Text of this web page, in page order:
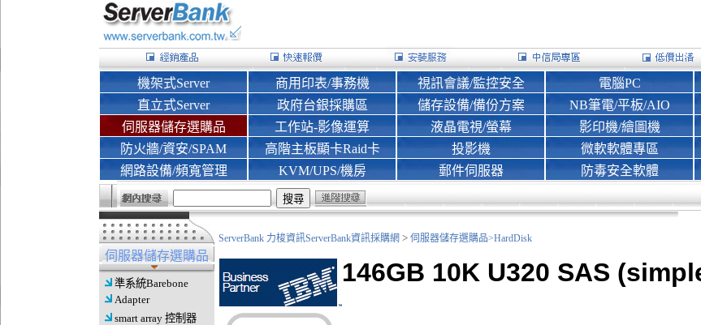
機架式Server
直立式Server
伺服器儲存選購品
防火牆/資安/SPAM
網路設備/頻寬管理
商用印表/事務機
政府台銀採購區
工作站-影像運算
高階主板顯卡Raid卡
KVM/UPS/機房
視訊會議/監控安全
儲存設備/備份方案
液晶電視/螢幕
投影機
郵件伺服器
電腦PC
NB筆電/平板/AIO
影印機/繪圖機
微軟軟體專區
防毒安全軟體
伺服器儲存選購品
準系統Barebone
Adapter
smart array 控制器
ServerBank 力梭資訊ServerBank資訊採購網 > 伺服器儲存選購品>HardDisk
146GB 10K U320 SAS